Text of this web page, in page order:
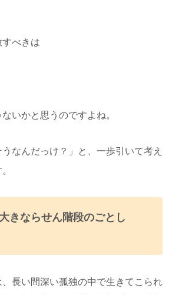
べきは
いかと思うのですよね。
うなんだっけ？」と、一歩引いて考え
きならせん階段のごとし
長い間深い孤独の中で生きてこられ